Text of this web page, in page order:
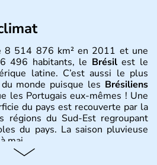
8 514 876 km² en 2011 et une
496 habitants, le Brésilest le
latine. C’est aussi le plus
monde puisque les Brésiliens
les Portugais eux-mêmes ! Une
du pays est recouverte par la
régions du Sud-Est regroupant
du pays. La saison pluvieuse
mai.